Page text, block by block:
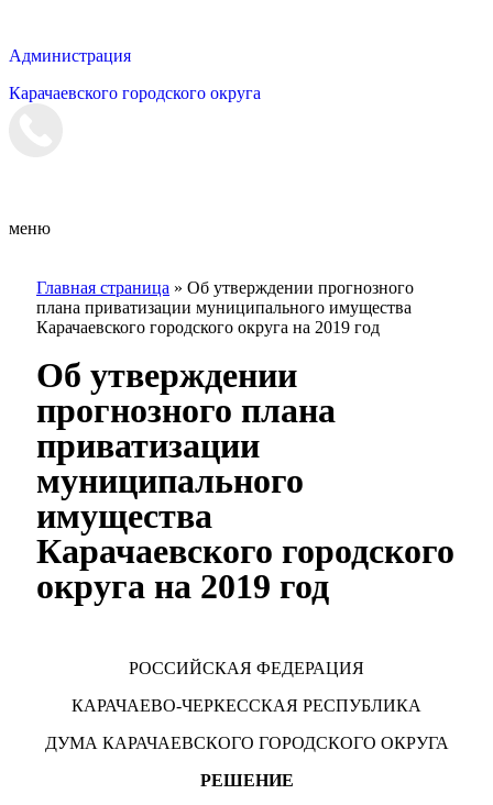
Администрация
Карачаевского городского округа
меню
Главная страница » Об утверждении прогнозного
плана приватизации муниципального имущества
Карачаевского городского округа на 2019 год
Об утверждении
прогнозного плана
приватизации
муниципального
имущества
Карачаевского городского
округа на 2019 год
РОССИЙСКАЯ ФЕДЕРАЦИЯ
КАРАЧАЕВО-ЧЕРКЕССКАЯ РЕСПУБЛИКА
ДУМА КАРАЧАЕВСКОГО ГОРОДСКОГО ОКРУГА
РЕШЕНИЕ